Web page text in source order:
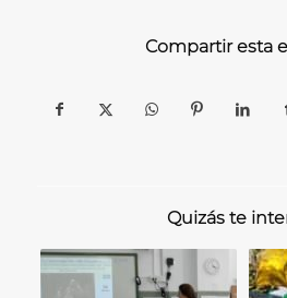
Compartir esta
Quizás te